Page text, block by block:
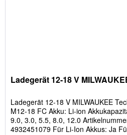
Ladegerät 12-18 V
Ladegerät 12-18 V MILWAUKEE
M12-18 FC Akku: Li-ion
9.0, 3.0, 5.5, 8.0, 12.0
4932451079 Für Li-Ion Akkus: Ja